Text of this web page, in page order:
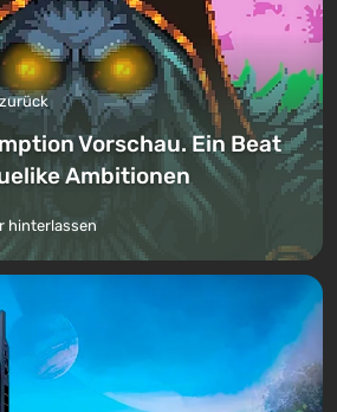
Vorschau. Ein Beat
Ambitionen
hinterlassen